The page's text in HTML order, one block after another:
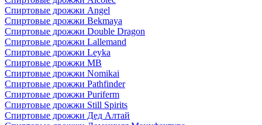
Спиртовые дрожжи Angel
Спиртовые дрожжи Bekmaya
Спиртовые дрожжи Double Dragon
Спиртовые дрожжи Lallemand
Спиртовые дрожжи Leyka
Спиртовые дрожжи MB
Спиртовые дрожжи Nomikai
Спиртовые дрожжи Pathfinder
Спиртовые дрожжи Puriferm
Спиртовые дрожжи Still Spirits
Спиртовые дрожжи Дед Алтай